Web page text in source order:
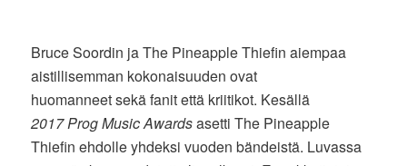
Bruce Soordin ja The Pineapple Thiefin aiempaa
aistillisemman kokonaisuuden ovat
huomanneet sekä fanit että kriitikot. Kesällä
2017 Prog Music Awardsasetti The Pineapple
Thiefin ehdolle yhdeksi vuoden bändeistä. Luvassa